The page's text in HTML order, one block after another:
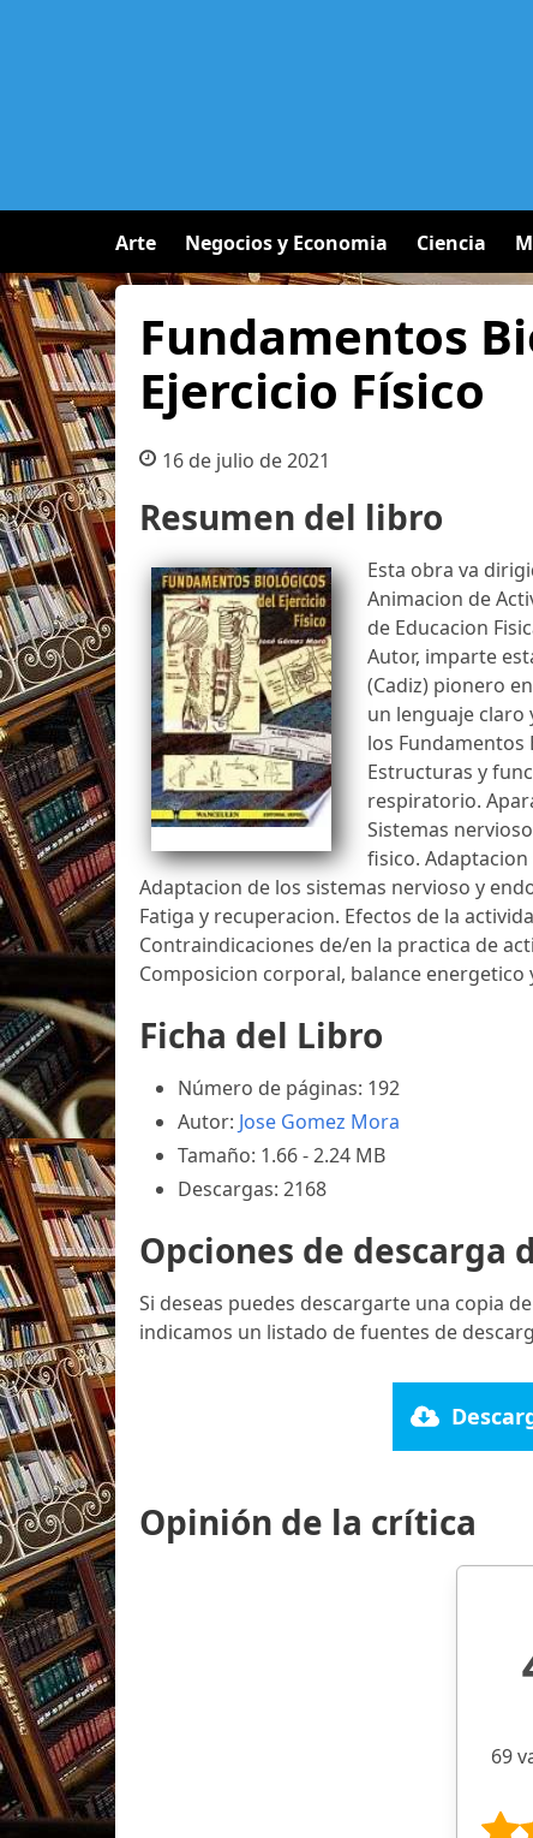
Arte Negocios y Economia Ciencia
Fundamentos
Ejercicio Físico
16 de julio de 2021
Resumen del libro
Esta obra va
Animacion de
de Educacion
Autor, imparte
(Cadiz) pionero
un lenguaje
los Fundamentos
Estructuras y
respiratorio.
Sistemas
fisico.
Adaptacion de los sistemas nervioso y
Fatiga y recuperacion. Efectos de la
Contraindicaciones de/en la practica de
Composicion corporal, balance
Ficha del Libro
Número de páginas: 192
Autor: Jose Gomez Mora
Tamaño: 1.66 - 2.24 MB
Descargas: 2168
Opciones de descarga
Si deseas puedes descargarte una copia
indicamos un listado de fuentes de
Opinión de la crítica
69